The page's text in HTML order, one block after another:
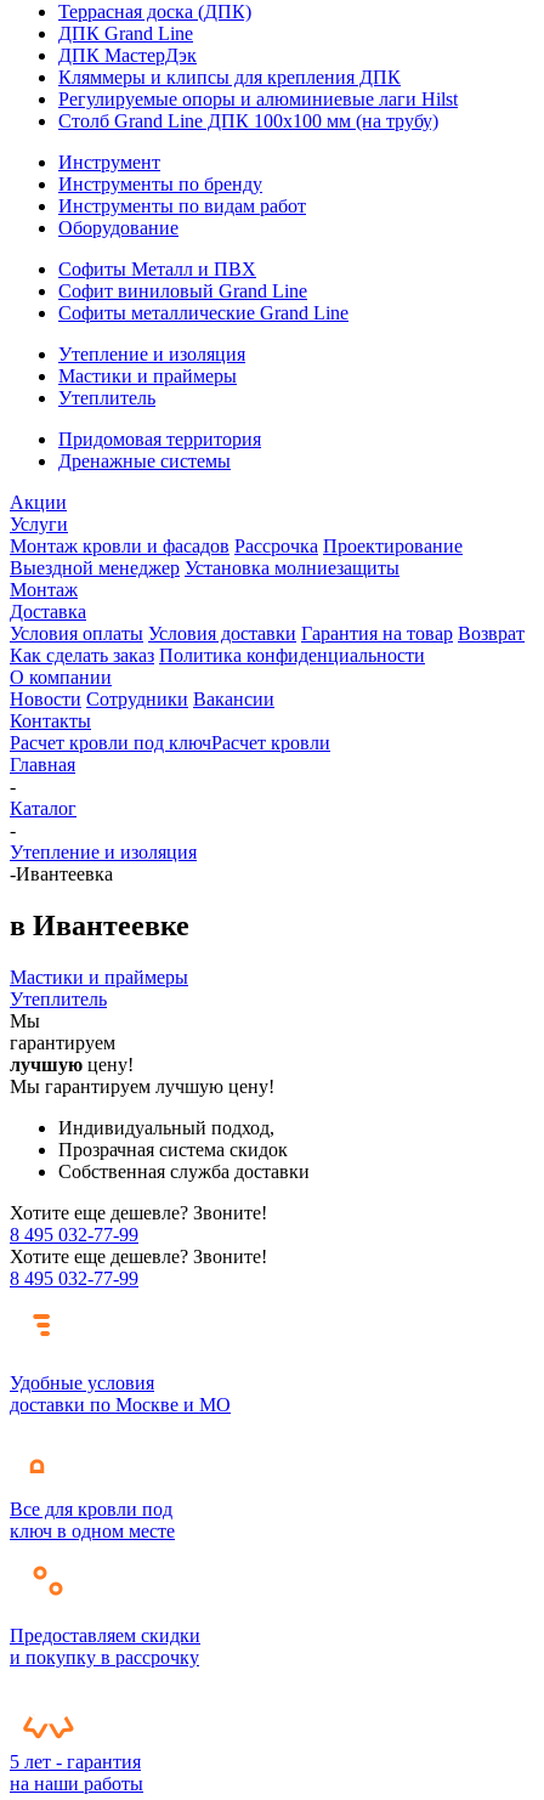
Террасная доска (ДПК)
ДПК Grand Line
ДПК МастерДэк
Кляммеры и клипсы для крепления ДПК
Регулируемые опоры и алюминиевые лаги Hilst
Столб Grand Line ДПК 100х100 мм (на трубу)
Инструмент
Инструменты по бренду
Инструменты по видам работ
Оборудование
Софиты Металл и ПВХ
Софит виниловый Grand Line
Софиты металлические Grand Line
Утепление и изоляция
Мастики и праймеры
Утеплитель
Придомовая территория
Дренажные системы
Акции
Услуги
Монтаж кровли и фасадов Рассрочка Проектирование
Выездной менеджер Установка молниезащиты
Монтаж
Доставка
Условия оплаты Условия доставки Гарантия на товар Возврат
Как сделать заказ Политика конфиденциальности
О компании
Новости Сотрудники Вакансии
Контакты
Расчет кровли под ключРасчет кровли
Главная
-
Каталог
-
Утепление и изоляция
-Ивантеевка
в Ивантеевке
Мастики и праймеры
Утеплитель
Мы
гарантируем
лучшую цену!
Мы гарантируем лучшую цену!
Индивидуальный подход,
Прозрачная система скидок
Собственная служба доставки
Хотите еще дешевле? Звоните!
8 495 032-77-99
Хотите еще дешевле? Звоните!
8 495 032-77-99
Удобные условия
доставки по Москве и МО
Все для кровли под
ключ в одном месте
Предоставляем скидки
и покупку в рассрочку
5 лет - гарантия
на наши работы